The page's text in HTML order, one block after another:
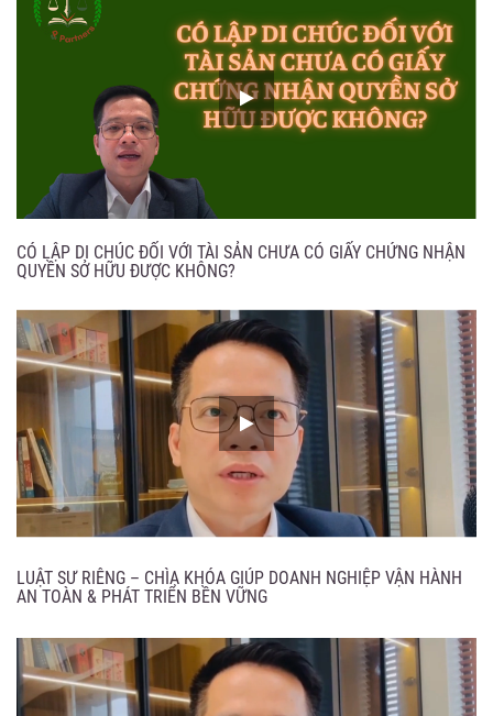
CÓ LẬP DI CHÚC ĐỐI VỚI TÀI SẢN CHƯA CÓ GIẤY CHỨNG NHẬN
QUYỀN SỞ HỮU ĐƯỢC KHÔNG?
LUẬT SƯ RIÊNG – CHÌA KHÓA GIÚP DOANH NGHIỆP VẬN HÀNH
AN TOÀN & PHÁT TRIỂN BỀN VỮNG